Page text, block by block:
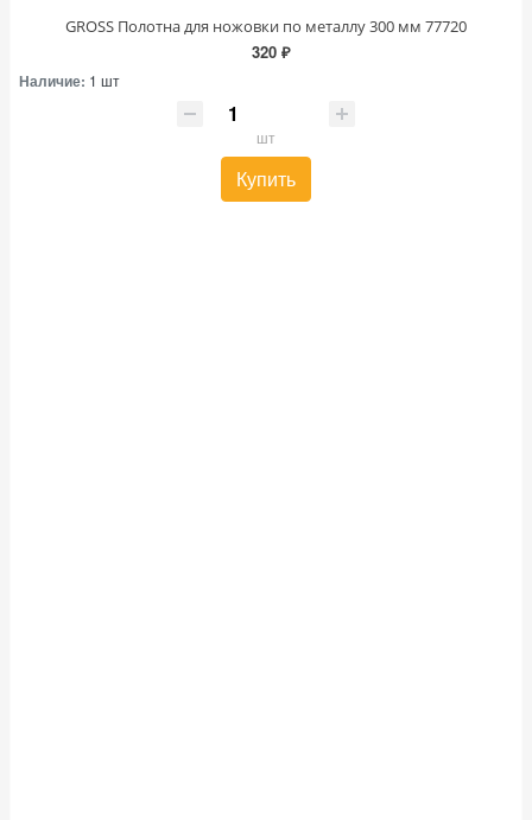
GROSS Полотна для ножовки по металлу 300 мм 77720
320 ₽
Наличие: 1 шт
шт
Купить